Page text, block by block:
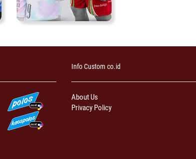
Info Custom co.id
About Us
Privacy Policy